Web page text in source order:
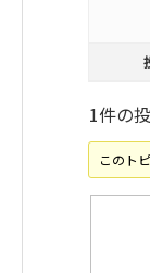
1件の
このト